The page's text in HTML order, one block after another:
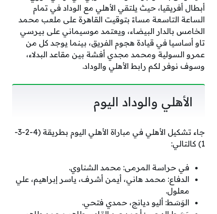
أبطال أفريقيا، حيث يلتقي الأهلي مع الوداد في تمام
الساعة التاسعة مساءً بتوقيت القاهرة على ملعب محمد
الخامس بالدار البيضاء، ويعتمد موسيماني على بيرسي
تاو أساسيا في قيادة هجوم الفريق، بينما يوجد كل من
عمرو السولية ومحمد مجدي أفشة بين مقاعد البدلاء،
وسوف نوفر لكم رابط الأهلي والوداد.
الأهلي والوداد اليوم
جاء تشكيل الأهلي في مباراة الأهلي اليوم بطريقة (4-2-3-
1) كالتالي:
في حراسة المرمى: محمد الشناوي.
الدفاع: محمد هاني، أيمن أشرف، ياسر إبراهيم، علي
معلول.
الوَسَط: أليو ديانج، حمدي فتحي.